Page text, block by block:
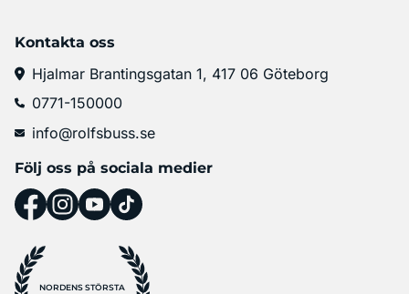
Kontakta oss
Hjalmar Brantingsgatan 1, 417 06 Göteborg
0771-150000
info@rolfsbuss.se
Följ oss på sociala medier
NORDENS STÖRSTA